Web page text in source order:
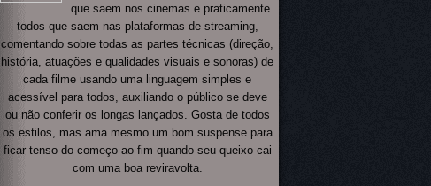
que saem nos cinemas e praticamente
todos que saem nas plataformas de streaming,
comentando sobre todas as partes técnicas (direção,
história, atuações e qualidades visuais e sonoras) de
cada filme usando uma linguagem simples e
acessível para todos, auxiliando o público se deve
ou não conferir os longas lançados. Gosta de todos
os estilos, mas ama mesmo um bom suspense para
ficar tenso do começo ao fim quando seu queixo cai
com uma boa reviravolta.